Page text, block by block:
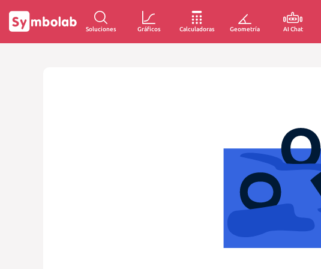
Soluciones Gráficos Calculadoras Geometría AI Chat